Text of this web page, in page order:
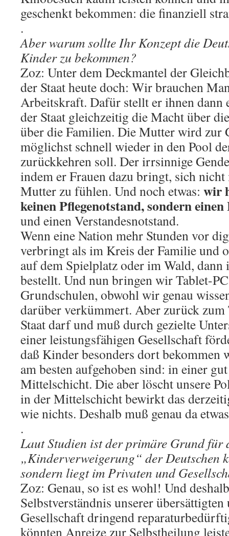
geschenkt bekommen: die finanziell
.
Aber warum sollte Ihr Konzept die
Kinder zu bekommen?
Zoz: Unter dem Deckmantel der
der Staat heute doch: Wir brauchen
Arbeitskraft. Dafür stellt er ihnen dann
der Staat gleichzeitig die Macht über
über die Familien. Die Mutter wird zur
möglichst schnell wieder in den Pool
zurückkehren soll. Der irrsinnige
indem er Frauen dazu bringt, sich
Mutter zu fühlen. Und noch etwas: wir
keinen Pflegenotstand, sondern
und einen Verstandesnotstand.
Wenn eine Nation mehr Stunden vor
verbringt als im Kreis der Familie und
auf dem Spielplatz oder im Wald, dann
bestellt. Und nun bringen wir Tablet-
Grundschulen, obwohl wir genau
darüber verkümmert. Aber zurück
Staat darf und muß durch gezielte
einer leistungsfähigen Gesellschaft
daß Kinder besonders dort bekommen
am besten aufgehoben sind: in einer
Mittelschicht. Die aber löscht unsere
in der Mittelschicht bewirkt das
wie nichts. Deshalb muß genau da
.
Laut Studien ist der primäre Grund für
„Kinderverweigerung“ der Deutschen
sondern liegt im Privaten und
Zoz: Genau, so ist es wohl! Und
Selbstverständnis unserer
Gesellschaft dringend
könnten Anreize zur Selbstheilung